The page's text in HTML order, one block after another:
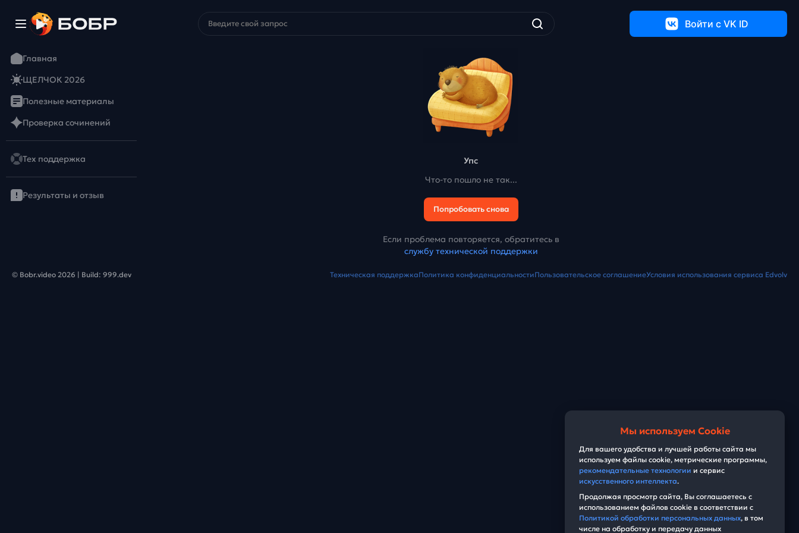
Войти c VK ID
Главная
ЩЕЛЧОК 2026
Полезные материалы
Проверка сочинений
Тех поддержка
Результаты и отзыв
Упс
Что-то пошло не так...
Попробовать снова
Если проблема повторяется, обратитесь в
службу технической поддержки
© Bobr.video 2026 | Build: 999.dev Техническая поддержкаПолитика конфиденциальностиПользовательское соглашениеУсловия использования сервиса Edvolv
Мы используем Cookie
Для вашего удобства и лучшей работы сайта мы
используем файлы cookie, метрические программы,
рекомендательные технологии и сервис
искусственного интеллекта.
Продолжая просмотр сайта, Вы соглашаетесь с
использованием файлов cookie в соответствии с
Политикой обработки персональных данных, в том
числе на обработку и передачу данных